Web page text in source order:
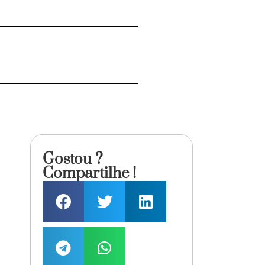
Gostou ?
Compartilhe !